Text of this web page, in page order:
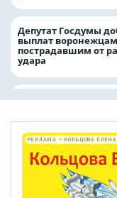
Депутат Госдумы
выплат
пострадавшим от
удара
РЕКЛАМА • КОЛЬЦОВА